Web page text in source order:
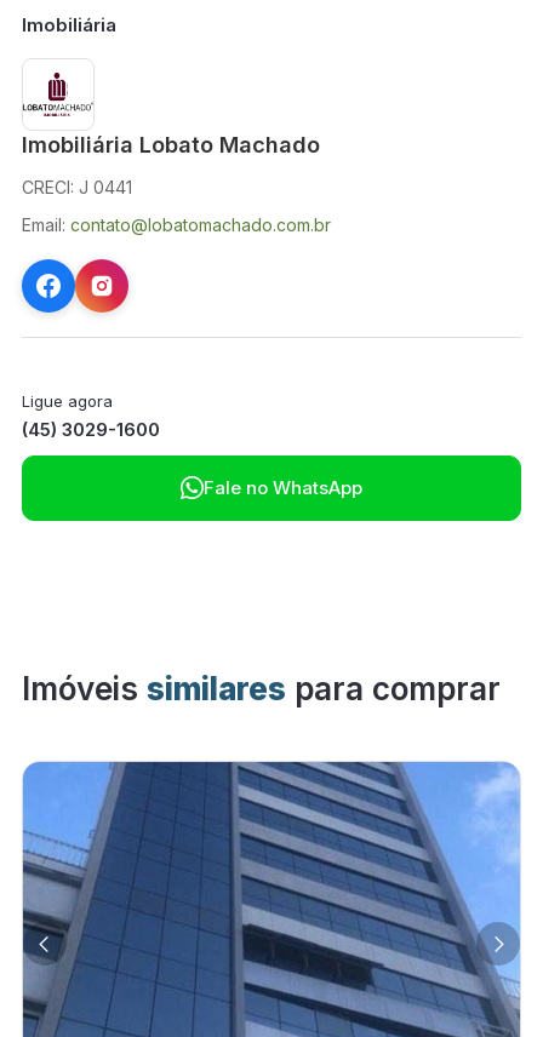
Imobiliária
Imobiliária Lobato Machado
CRECI: J 0441
Email: contato@lobatomachado.com.br
Ligue agora
(45) 3029-1600
Fale no WhatsApp
Imóveis similares para comprar